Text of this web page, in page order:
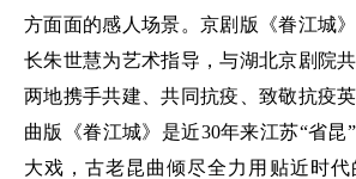
方面面的感人场景。京剧版《眷江城
长朱世慧为艺术指导，与湖北京剧院
两地携手共建、共同抗疫、致敬抗疫
曲版《眷江城》是近30年来江苏“省昆
大戏，古老昆曲倾尽全力用贴近时代